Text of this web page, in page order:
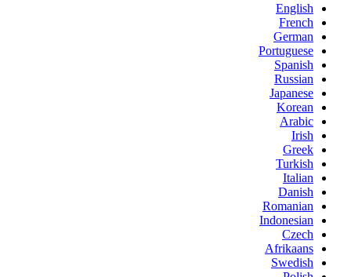
English
French
German
Portuguese
Spanish
Russian
Japanese
Korean
Arabic
Irish
Greek
Turkish
Italian
Danish
Romanian
Indonesian
Czech
Afrikaans
Swedish